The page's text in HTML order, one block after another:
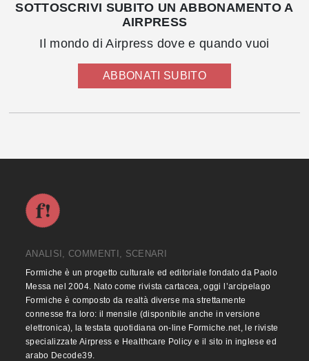
SOTTOSCRIVI SUBITO UN ABBONAMENTO A
AIRPRESS
Il mondo di Airpress dove e quando vuoi
ABBONATI SUBITO
ANALISI, COMMENTI, SCENARI
Formiche è un progetto culturale ed editoriale fondato da Paolo
Messa nel 2004. Nato come rivista cartacea, oggi l’arcipelago
Formiche è composto da realtà diverse ma strettamente
connesse fra loro: il mensile (disponibile anche in versione
elettronica), la testata quotidiana on-line Formiche.net, le riviste
specializzate Airpress e Healthcare Policy e il sito in inglese ed
arabo Decode39.